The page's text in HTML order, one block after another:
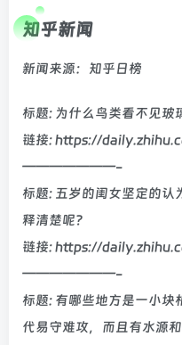
知乎新闻
新闻来源：知乎日榜
标题: 为什么鸟类看不见玻
链接: https://
———————-
标题: 五岁的闺女坚定的认
释清楚呢？
链接: https://
———————-
标题: 有哪些地方是一小块
代易守难攻，而且有水源